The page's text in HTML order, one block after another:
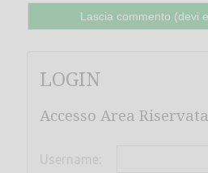
LOGIN
Accesso Area Riservata
Username: